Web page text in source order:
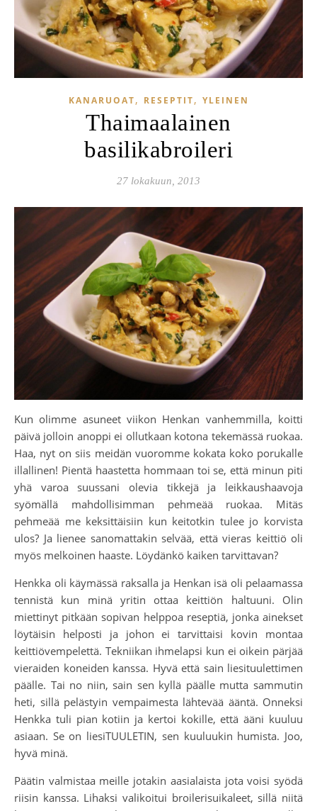
KANARUOAT, RESEPTIT, YLEINEN
Thaimaalainen
basilikabroileri
27 lokakuun, 2013
Kun olimme asuneet viikon Henkan vanhemmilla, koitti
päivä jolloin anoppi ei ollutkaan kotona tekemässä ruokaa.
Haa, nyt on siis meidän vuoromme kokata koko porukalle
illallinen! Pientä haastetta hommaan toi se, että minun piti
yhä varoa suussani olevia tikkejä ja leikkaushaavoja
syömällä mahdollisimman pehmeää ruokaa. Mitäs
pehmeää me keksittäisiin kun keitotkin tulee jo korvista
ulos? Ja lienee sanomattakin selvää, että vieras keittiö oli
myös melkoinen haaste. Löydänkö kaiken tarvittavan?
Henkka oli käymässä raksalla ja Henkan isä oli pelaamassa
tennistä kun minä yritin ottaa keittiön haltuuni. Olin
miettinyt pitkään sopivan helppoa reseptiä, jonka ainekset
löytäisin helposti ja johon ei tarvittaisi kovin montaa
keittiövempelettä. Tekniikan ihmelapsi kun ei oikein pärjää
vieraiden koneiden kanssa. Hyvä että sain liesituulettimen
päälle. Tai no niin, sain sen kyllä päälle mutta sammutin
heti, sillä pelästyin vempaimesta lähtevää ääntä. Onneksi
Henkka tuli pian kotiin ja kertoi kokille, että ääni kuuluu
asiaan. Se on liesiTUULETIN, sen kuuluukin humista. Joo,
hyvä minä.
Päätin valmistaa meille jotakin aasialaista jota voisi syödä
riisin kanssa. Lihaksi valikoitui broilerisuikaleet, sillä niitä